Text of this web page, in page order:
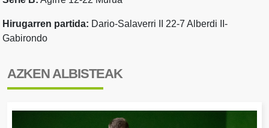
Hirugarren partida: Dario-Salaverri II 22-7 Alberdi II-
Gabirondo
AZKEN ALBISTEAK